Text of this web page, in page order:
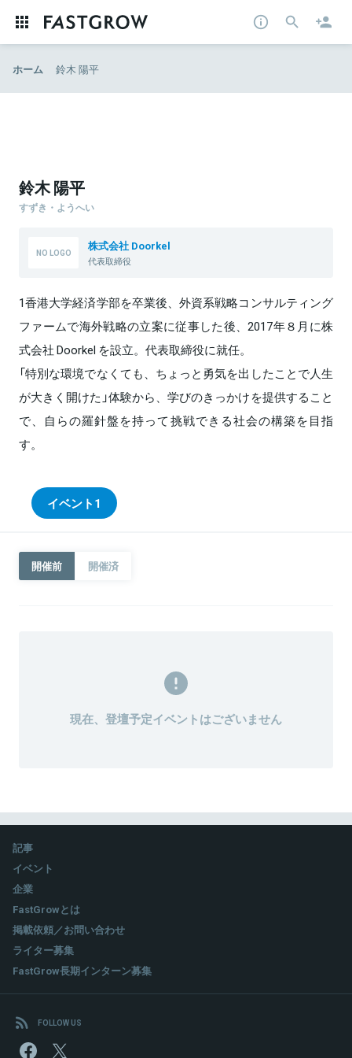
ホーム 鈴木 陽平
鈴木 陽平
すずき・ようへい
株式会社 Doorkel
代表取締役
1香港大学経済学部を卒業後、外資系戦略コンサルティング
ファームで海外戦略の立案に従事した後、2017年８月に株
式会社 Doorkel を設立。代表取締役に就任。
「特別な環境でなくても、ちょっと勇気を出したことで人生
が大きく開けた」体験から、学びのきっかけを提供すること
で、自らの羅針盤を持って挑戦できる社会の構築を目指
す。
イベント1
開催前 開催済
現在、登壇予定イベントはございません
記事
イベント
企業
FastGrowとは
掲載依頼／お問い合わせ
ライター募集
FastGrow長期インターン募集
FOLLOW US